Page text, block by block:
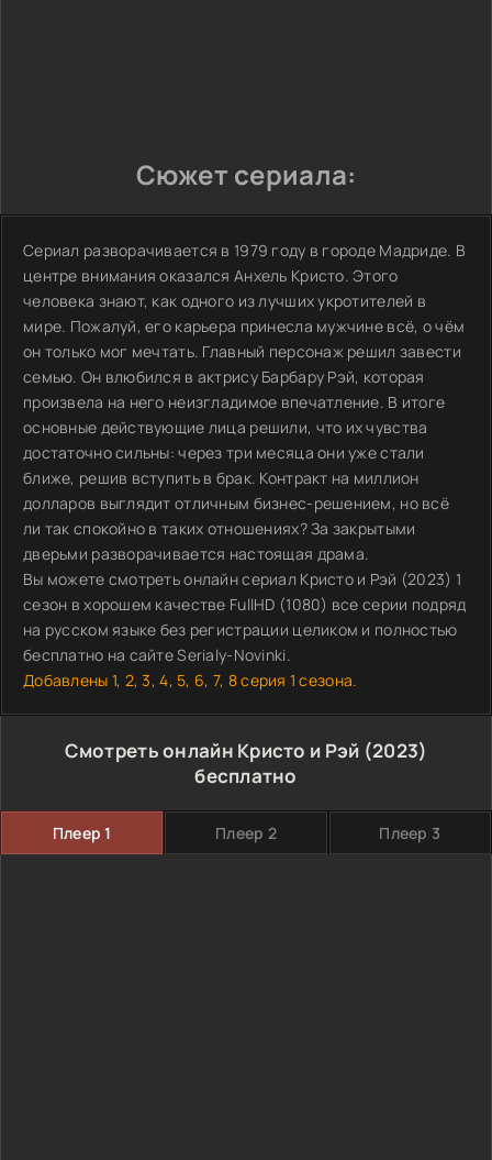
Сюжет сериала:
Сериал разворачивается в 1979 году в городе Мадриде. В
центре внимания оказался Анхель Кристо. Этого
человека знают, как одного из лучших укротителей в
мире. Пожалуй, его карьера принесла мужчине всё, о чём
он только мог мечтать. Главный персонаж решил завести
семью. Он влюбился в актрису Барбару Рэй, которая
произвела на него неизгладимое впечатление. В итоге
основные действующие лица решили, что их чувства
достаточно сильны: через три месяца они уже стали
ближе, решив вступить в брак. Контракт на миллион
долларов выглядит отличным бизнес-решением, но всё
ли так спокойно в таких отношениях? За закрытыми
дверьми разворачивается настоящая драма.
Вы можете смотреть онлайн сериал Кристо и Рэй (2023) 1
сезон в хорошем качестве FullHD (1080) все серии подряд
на русском языке без регистрации целиком и полностью
бесплатно на сайте Serialy-Novinki.
Добавлены 1, 2, 3, 4, 5, 6, 7, 8 серия 1 сезона.
Смотреть онлайн Кристо и Рэй (2023)
бесплатно
Плеер 1 Плеер 2 Плеер 3